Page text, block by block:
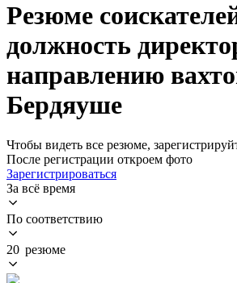
Резюме
должность
направлению
Бердяуше
Чтобы видеть все резюме,
После регистрации откроем фото
Зарегистрироваться
За всё время
По соответствию
20 резюме